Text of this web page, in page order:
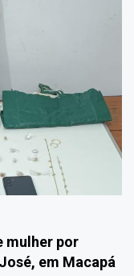
mulher por
em Macapá